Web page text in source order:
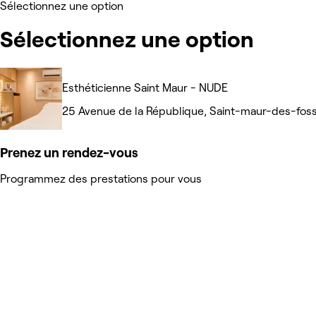
Sélectionnez une option
Sélectionnez une option
Esthéticienne Saint Maur - NUDE
25 Avenue de la République, Saint-maur-des-
Prenez un rendez-vous
Programmez des prestations pour vous